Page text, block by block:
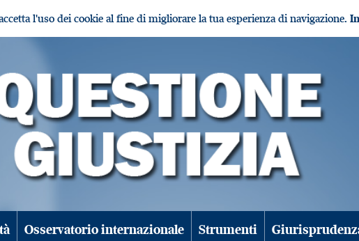
l'uso dei cookie al fine di migliorare la tua esperienza di navigazione.
Osservatorio internazionale Strumenti